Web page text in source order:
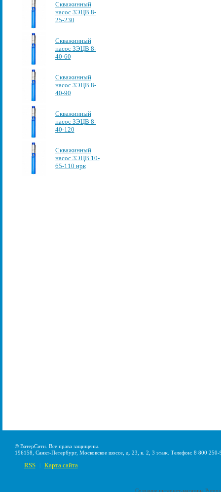
Скважинный
насос 3ЭЦВ 8-
25-230
Скважинный
насос 3ЭЦВ 8-
40-60
Скважинный
насос 3ЭЦВ 8-
40-90
Скважинный
насос 3ЭЦВ 8-
40-120
Скважинный
насос 3ЭЦВ 10-
65-110 нрк
© ВатерСити. Все права защищены.
196158, Санкт-Петербург, Московское шоссе, д. 23, к. 2, 3 этаж. Телефон: 8 800
RSS Карта сайта
Создание интернет-магазина